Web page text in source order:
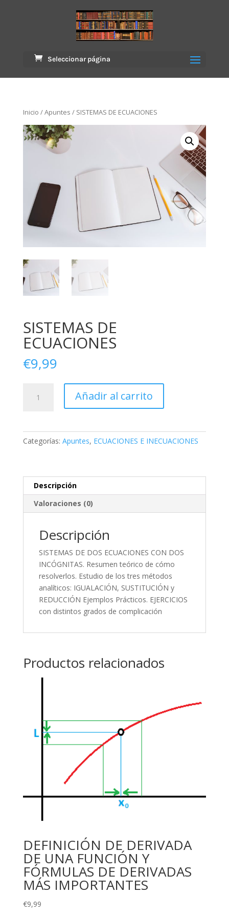
Seleccionar página
Inicio /Apuntes / SISTEMAS DE ECUACIONES
SISTEMAS DE
ECUACIONES
€9,99
Añadir al carrito
Categorías: Apuntes, ECUACIONES E INECUACIONES
Descripción
Valoraciones (0)
Descripción
SISTEMAS DE DOS ECUACIONES CON DOS
INCÓGNITAS. Resumen teórico de cómo
resolverlos. Estudio de los tres métodos
analíticos: IGUALACIÓN, SUSTITUCIÓN y
REDUCCIÓN Ejemplos Prácticos. EJERCICIOS
con distintos grados de complicación
Productos relacionados
DEFINICIÓN DE DERIVADA
DE UNA FUNCIÓN Y
FÓRMULAS DE DERIVADAS
MÁS IMPORTANTES
€9,99